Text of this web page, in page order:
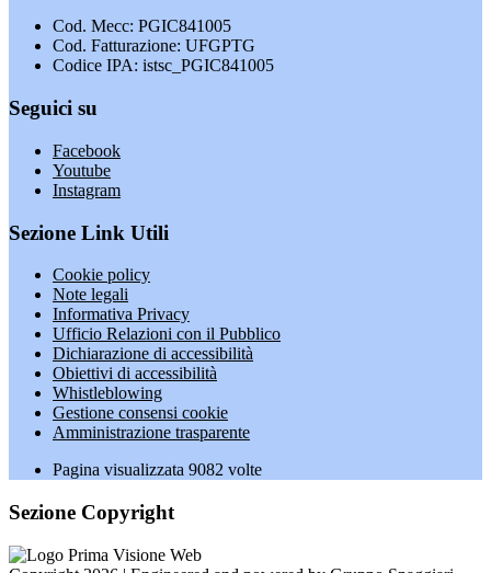
Cod. Mecc: PGIC841005
Cod. Fatturazione: UFGPTG
Codice IPA: istsc_PGIC841005
Seguici su
Facebook
Youtube
Instagram
Sezione Link Utili
Cookie policy
Note legali
Informativa Privacy
Ufficio Relazioni con il Pubblico
Dichiarazione di accessibilità
Obiettivi di accessibilità
Whistleblowing
Gestione consensi cookie
Amministrazione trasparente
Pagina visualizzata 9082 volte
Sezione Copyright